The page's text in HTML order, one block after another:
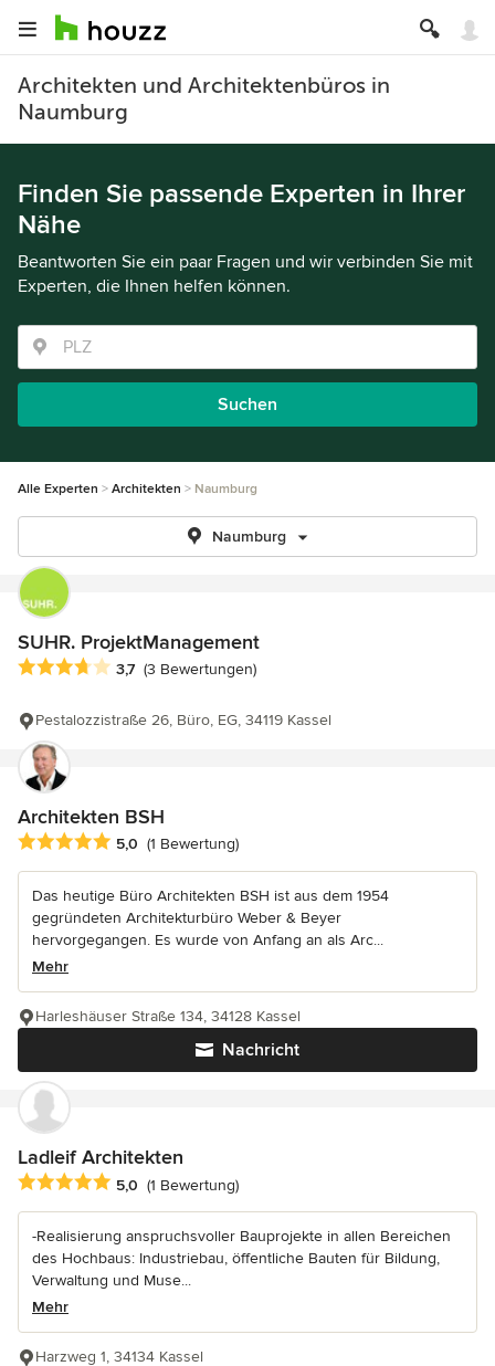
Architekten und Architektenbüros in
Naumburg
Finden Sie passende Experten in Ihrer
Nähe
Beantworten Sie ein paar Fragen und wir verbinden Sie mit
Experten, die Ihnen helfen können.
Suchen
Alle Experten Architekten Naumburg
Naumburg
SUHR. ProjektManagement
Durchschnittliche Bewertung: 3.7 von 5 Sternen
3,7 (3 Bewertungen)
Pestalozzistraße 26, Büro, EG, 34119 Kassel
Architekten BSH
Durchschnittliche Bewertung: 5 von 5 Sternen
5,0 (1 Bewertung)
Das heutige Büro Architekten BSH ist aus dem 1954
gegründeten Architekturbüro Weber & Beyer
hervorgegangen. Es wurde von Anfang an als Arc...
Mehr
Nachricht
Harleshäuser Straße 134, 34128 Kassel
Ladleif Architekten
Durchschnittliche Bewertung: 5 von 5 Sternen
5,0 (1 Bewertung)
-Realisierung anspruchsvoller Bauprojekte in allen Bereichen
des Hochbaus: Industriebau, öffentliche Bauten für Bildung,
Verwaltung und Muse...
Mehr
Harzweg 1, 34134 Kassel